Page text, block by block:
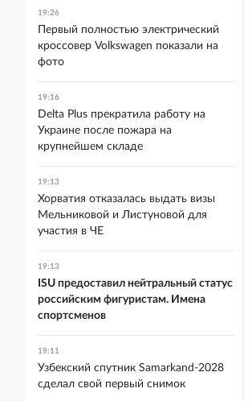
19:26
Первый полностью электрический
кроссовер Volkswagen показали на
фото
19:16
Delta Plus прекратила работу на
Украине после пожара на
крупнейшем складе
19:13
Хорватия отказалась выдать визы
Мельниковой и Листуновой для
участия в ЧЕ
19:13
ISU предоставил нейтральный статус
российским фигуристам. Имена
спортсменов
19:11
Узбекский спутник Samarkand-2028
сделал свой первый снимок